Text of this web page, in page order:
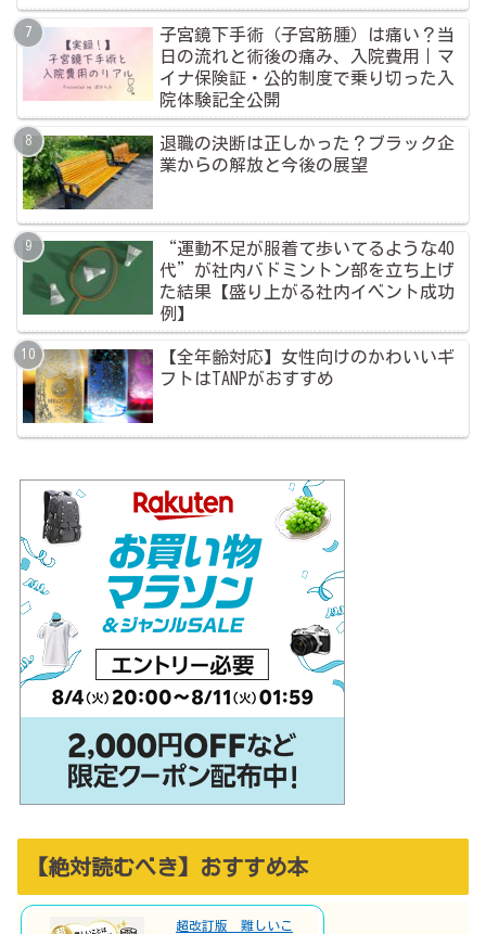
子宮鏡下手術（子宮筋腫）は痛い？当
日の流れと術後の痛み、入院費用｜マ
イナ保険証・公的制度で乗り切った入
院体験記全公開
退職の決断は正しかった？ブラック企
業からの解放と今後の展望
“運動不足が服着て歩いてるような40
代”が社内バドミントン部を立ち上げ
た結果【盛り上がる社内イベント成功
例】
【全年齢対応】女性向けのかわいいギ
フトはTANPがおすすめ
【絶対読むべき】おすすめ本
超改訂版 難しいこ